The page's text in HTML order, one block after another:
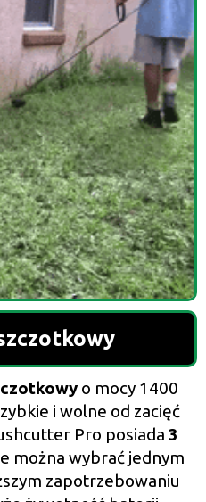
o mocy 1400
i wolne od zacięć
Pro posiada 3
można wybrać jednym
zapotrzebowaniu